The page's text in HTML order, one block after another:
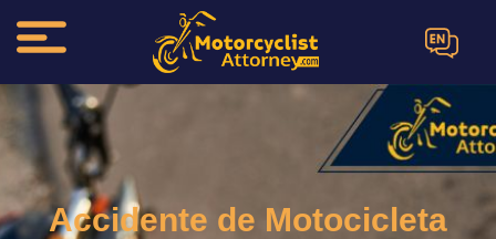
EN
Accidente de Motocicleta